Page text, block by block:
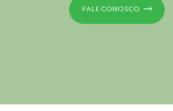
FALE CONOSCO